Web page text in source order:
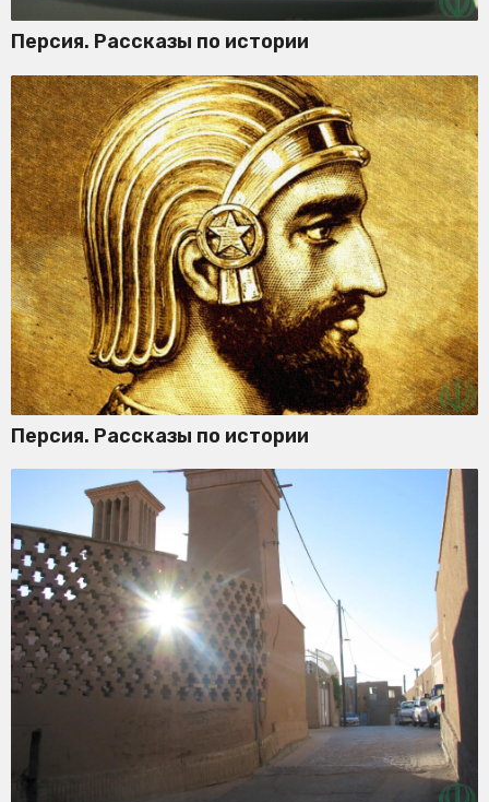
Персия. Рассказы по истории
Персия. Рассказы по истории